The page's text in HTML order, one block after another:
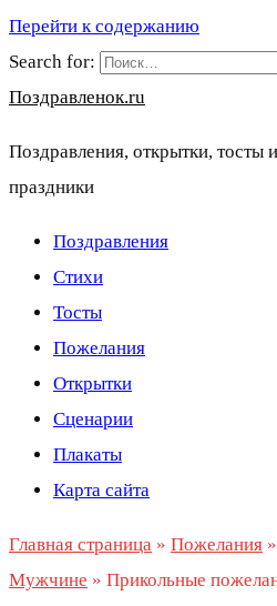
Перейти к содержанию
Search for:
Поздравленок.ru
Поздравления, открытки, тосты
праздники
Поздравления
Стихи
Тосты
Пожелания
Открытки
Сценарии
Плакаты
Карта сайта
Главная страница » Пожелания »
Мужчине » Прикольные